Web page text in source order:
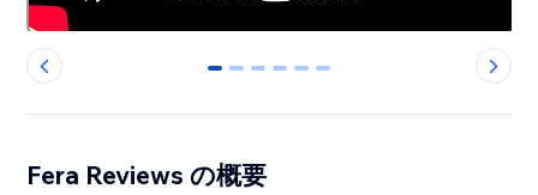
0 1 2 3 4 5
Fera Reviews の概要